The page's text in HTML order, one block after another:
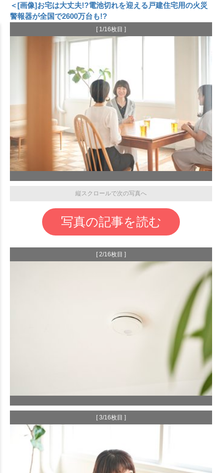
＜[画像]お宅は大丈夫!?電池切れを迎える戸建住宅用の火災
警報器が全国で2600万台も!?
[ 1/16枚目 ]
縦スクロールで次の写真へ
写真の記事を読む
[ 2/16枚目 ]
[ 3/16枚目 ]